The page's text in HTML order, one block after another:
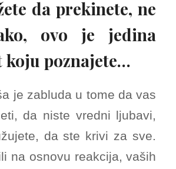
da prekinete, ne
ovo je jedina
koju poznajete…
je zabluda u tome da vas
da niste vredni ljubavi,
da ste krivi za sve.
na osnovu reakcija, vaših